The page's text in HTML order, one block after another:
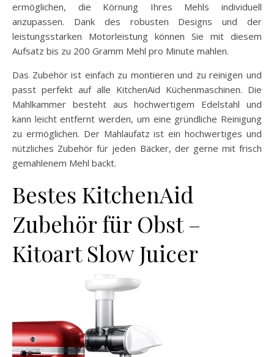
ermöglichen, die Körnung Ihres Mehls individuell
anzupassen. Dank des robusten Designs und der
leistungsstarken Motorleistung können Sie mit diesem
Aufsatz bis zu 200 Gramm Mehl pro Minute mahlen.
Das Zubehör ist einfach zu montieren und zu reinigen und
passt perfekt auf alle KitchenAid Küchenmaschinen. Die
Mahlkammer besteht aus hochwertigem Edelstahl und
kann leicht entfernt werden, um eine gründliche Reinigung
zu ermöglichen. Der Mahlaufatz ist ein hochwertiges und
nützliches Zubehör für jeden Bäcker, der gerne mit frisch
gemahlenem Mehl backt.
Bestes KitchenAid
Zubehör für Obst –
Kitoart Slow Juicer